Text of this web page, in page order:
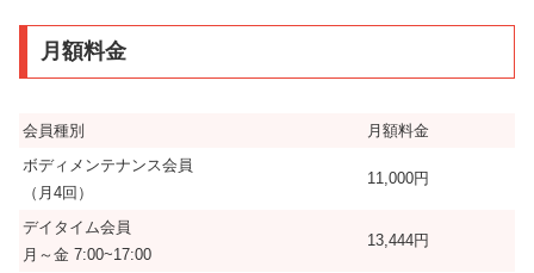
月額料金
会員種別
月額料金
ボディメンテナンス会員
（月4回）
11,000円
デイタイム会員
月～金 7:00~17:00
13,444円